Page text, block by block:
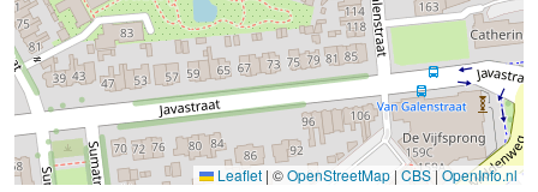
Leaflet | ©OpenStreetMap | CBS |OpenInfo.nl